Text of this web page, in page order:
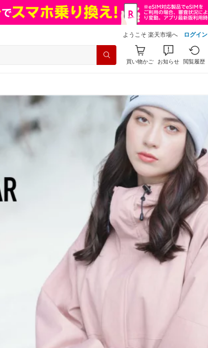
ようこそ 楽天市場へ ログイン
買い物かご お知らせ 閲覧履歴